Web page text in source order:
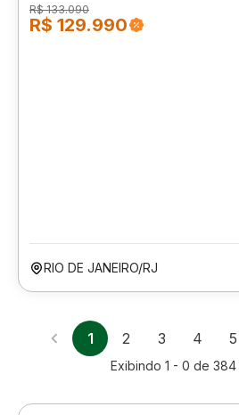
R$ 133.090
R$ 129.990
RIO DE JANEIRO/RJ
1 2 3 4 5
Exibindo 1 - 0 de 384